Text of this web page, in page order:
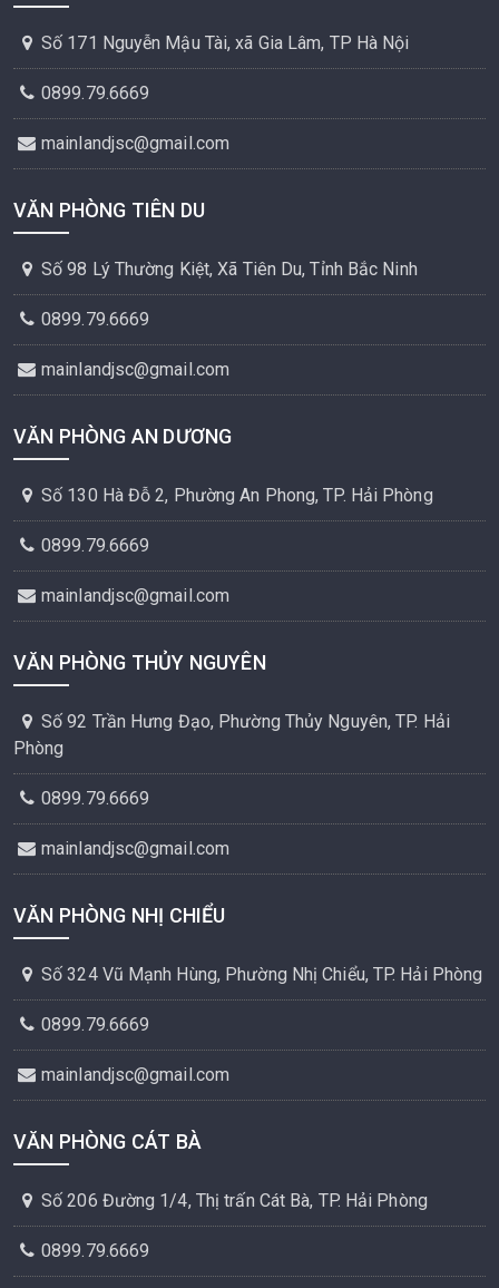
Số 171 Nguyễn Mậu Tài, xã Gia Lâm, TP Hà Nội
0899.79.6669
mainlandjsc@gmail.com
VĂN PHÒNG TIÊN DU
Số 98 Lý Thường Kiệt, Xã Tiên Du, Tỉnh Bắc Ninh
0899.79.6669
mainlandjsc@gmail.com
VĂN PHÒNG AN DƯƠNG
Số 130 Hà Đỗ 2, Phường An Phong, TP. Hải Phòng
0899.79.6669
mainlandjsc@gmail.com
VĂN PHÒNG THỦY NGUYÊN
Số 92 Trần Hưng Đạo, Phường Thủy Nguyên, TP. Hải
Phòng
0899.79.6669
mainlandjsc@gmail.com
VĂN PHÒNG NHỊ CHIỂU
Số 324 Vũ Mạnh Hùng, Phường Nhị Chiểu, TP. Hải Phòng
0899.79.6669
mainlandjsc@gmail.com
VĂN PHÒNG CÁT BÀ
Số 206 Đường 1/4, Thị trấn Cát Bà, TP. Hải Phòng
0899.79.6669